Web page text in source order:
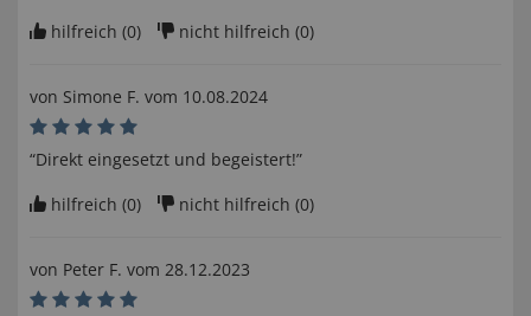
hilfreich (0) nicht hilfreich (0)
von Simone F. vom 10.08.2024
“Direkt eingesetzt und begeistert!”
hilfreich (0) nicht hilfreich (0)
von Peter F. vom 28.12.2023